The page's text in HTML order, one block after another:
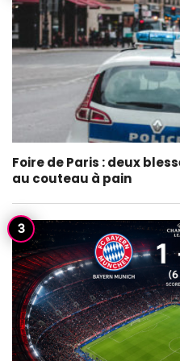
Foire de Paris : deux
au couteau à pain